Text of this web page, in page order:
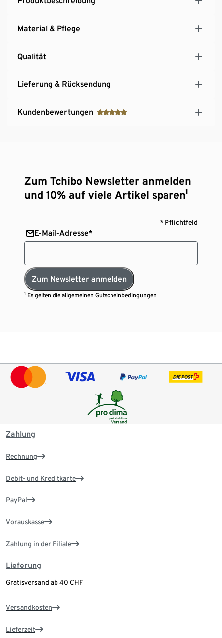
Material & Pflege
Qualität
Lieferung & Rücksendung
Kundenbewertungen
Zum Tchibo Newsletter anmelden
und 10% auf viele Artikel sparen¹
* Pflichtfeld
E-Mail-Adresse*
Zum Newsletter anmelden
¹ Es gelten dieallgemeinen Gutscheinbedingungen
Zahlung
Rechnung
Debit- und Kreditkarte
PayPal
Vorauskasse
Zahlung in der Filiale
Lieferung
Gratisversand ab 40 CHF
Versandkosten
Lieferzeit